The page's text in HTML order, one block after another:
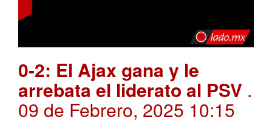
0-2: El Ajax gana y le
arrebata el liderato al PSV .
09 de Febrero, 2025 10:15